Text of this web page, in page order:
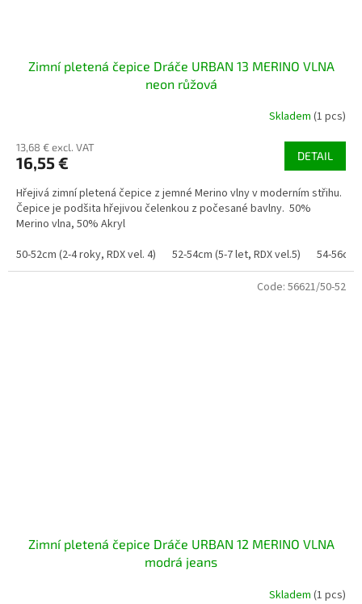
Zimní pletená čepice Dráče URBAN 13 MERINO VLNA
neon růžová
Skladem (1 pcs)
13,68 € excl. VAT
16,55 € DETAIL
Hřejivá zimní pletená čepice z jemné Merino vlny v moderním střihu.
Čepice je podšita hřejivou čelenkou z počesané bavlny. 50%
Merino vlna, 50% Akryl
50-52cm (2-4 roky, RDX vel. 4)
52-54cm (5-7 let, RDX vel.5) 54-56cm
Zimní pletená čepice Dráče URBAN 12 MERINO VLNA
modrá jeans
Skladem (1 pcs)
Code: 56621/50-52